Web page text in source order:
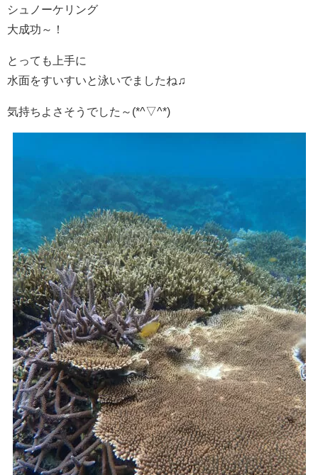
シュノーケリング
大成功～！
とっても上手に
水面をすいすいと泳いでましたね♫
気持ちよさそうでした～(*^▽^*)